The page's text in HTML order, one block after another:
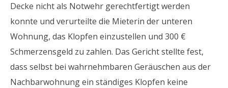
Decke nicht als Notwehr gerechtfertigt werden
konnte und verurteilte die Mieterin der unteren
Wohnung, das Klopfen einzustellen und 300 €
Schmerzensgeld zu zahlen. Das Gericht stellte fest,
dass selbst bei wahrnehmbaren Geräuschen aus der
Nachbarwohnung ein ständiges Klopfen keine